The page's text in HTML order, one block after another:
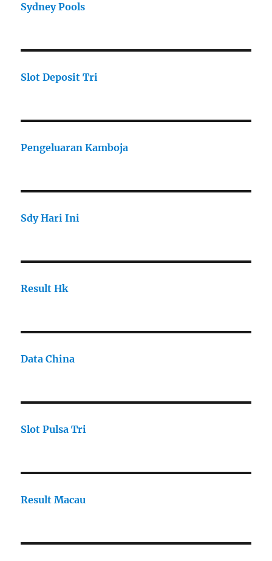
Sydney Pools
Slot Deposit Tri
Pengeluaran Kamboja
Sdy Hari Ini
Result Hk
Data China
Slot Pulsa Tri
Result Macau